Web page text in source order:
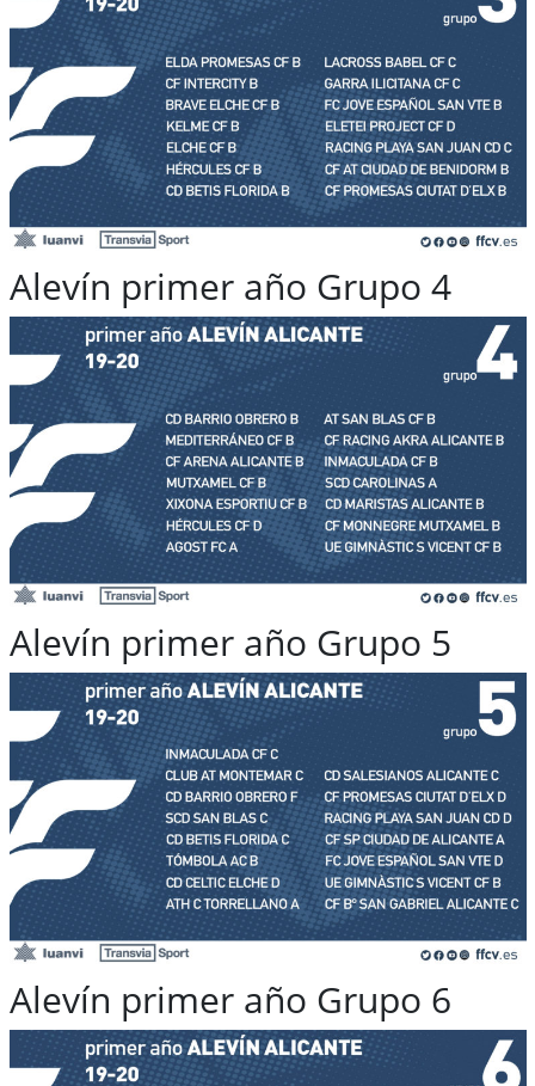
Alevín primer año Grupo 4
Alevín primer año Grupo 5
Alevín primer año Grupo 6